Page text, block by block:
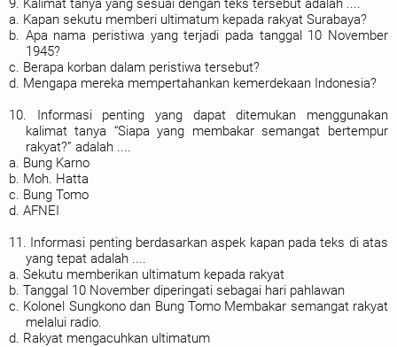
9. Kalimat tanya yang sesuai dengan teks tersebut adalah ....
a. Kapan sekutu memberi ultimatum kepada rakyat Surabaya?
b. Apa nama peristiwa yang terjadi pada tanggal 10 November
1945?
c. Berapa korban dalam peristiwa tersebut?
d. Mengapa mereka mempertahankan kemerdekaan Indonesia?
10. Informasi penting yang dapat ditemukan menggunakan
kalimat tanya “Siapa yang membakar semangat bertempur
rakyat?” adalah ....
a. Bung Karno
b. Moh. Hatta
c. Bung Tomo
d. AFNEI
11. Informasi penting berdasarkan aspek kapan pada teks di atas
yang tepat adalah ....
a. Sekutu memberikan ultimatum kepada rakyat
b. Tanggal 10 November diperingati sebagai hari pahlawan
c. Kolonel Sungkono dan Bung Tomo Membakar semangat rakyat
melalui radio.
d. Rakyat mengacuhkan ultimatum